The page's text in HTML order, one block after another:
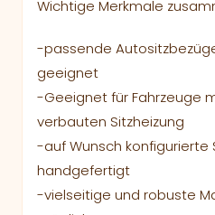
Wichtige Merkmale
-passende
geeignet
-Geeignet für Fahrzeuge
verbauten Sitzheizung
-auf Wunsch konfigurierte
handgefertigt
-vielseitige und robuste